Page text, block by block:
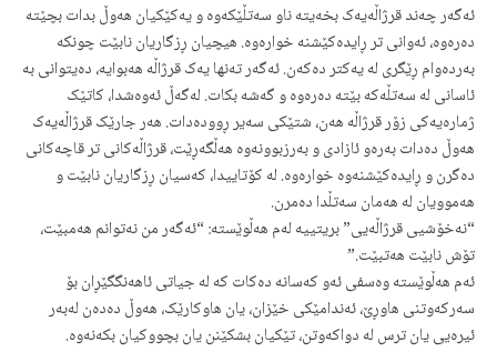
ئەگەر چەند قرژاڵەیەک بخەیتە ناو سەتڵێکەوە و یەکێکیان هەوڵ بدات بچێتە
دەرەوە، ئەوانی تر ڕایدەکێشنە خوارەوە. هیچیان ڕزگاریان نابێت چونکە
بەردەوام ڕێگری لە یەکتر دەکەن. ئەگەر تەنها یەک قرژاڵە هەبوایە، دەیتوانی بە
ئاسانی لە سەتڵەکە بێتە دەرەوە و گەشە بکات. لەگەڵ ئەوەشدا، کاتێک
ژمارەیەکی زۆر قرژاڵە هەن، شتێکی سەیر ڕوودەدات. هەر جارێک قرژاڵەیەک
هەوڵ دەدات بەرەو ئازادی و بەرزبوونەوە هەڵگەڕێت، قرژاڵەکانی تر قاچەکانی
دەگرن و ڕایدەکێشنەوە خوارەوە. لە کۆتاییدا، کەسیان ڕزگاریان نابێت و
هەموویان لە هەمان سەتڵدا دەمرن.
“نەخۆشیی قرژاڵەیی” بریتییە لەم هەڵوێستە: “ئەگەر من نەتوانم هەمبێت،
تۆش نابێت هەتبێت.”
ئەم هەڵوێستە وەسفی ئەو کەسانە دەکات کە لە جیاتی ئاهەنگگێڕان بۆ
سەرکەوتنی هاوڕێ، ئەندامێکی خێزان، یان هاوکارێک، هەوڵ دەدەن لەبەر
ئیرەیی یان ترس لە دواکەوتن، تێکیان بشکێنن یان بچووکیان بکەنەوە.